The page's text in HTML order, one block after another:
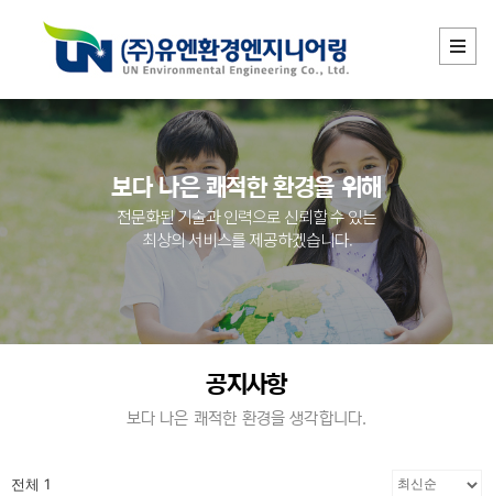
보다 나은 쾌적한 환경을 위해
전문화된 기술과 인력으로 신뢰할 수 있는
최상의 서비스를 제공하겠습니다.
공지사항
보다 나은 쾌적한 환경을 생각합니다.
전체 1